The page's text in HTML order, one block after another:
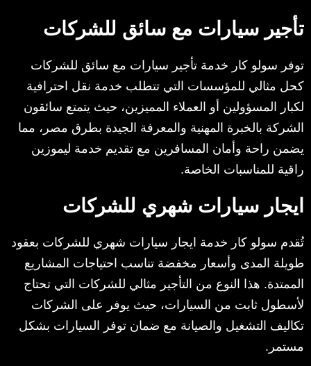
تأجير سيارات مع سائق للشركات
توفر سولو كار خدمة تأجير سيارات مع سائق للشركات
كحل مثالي للمؤسسات التي تتطلب خدمة نقل احترافية
لكبار المسؤولين أو العملاء المميزين، حيث يتمتع سائقون
الشركة بالخبرة المهنية والمعرفة الجيدة بطرق مصر، مما
يضمن راحة وأمان المسافرين مع تقديم خدمة ليموزين
راقية للمناسبات الخاصة.
ايجار سيارات شهري للشركات
تُقدم سولو كار خدمة ايجار سيارات شهري للشركات بعقود
طويلة المدى وأسعار مخفضة تناسب احتياجات المشاريع
الممتدة. هذا النوع من التأجير مثالي للشركات التي تحتاج
لأسطول ثابت من السيارات، حيث يوفر على الشركات
تكاليف التشغيل والصيانة مع ضمان توفر السيارات بشكل
مستمر.